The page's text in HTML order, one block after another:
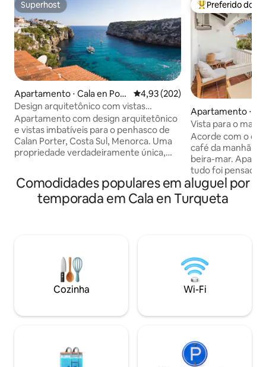
Superhost
Superhost
Apartamento ⋅ Cala en Port
er
4,93 de uma avaliação média de
4,93 (202)
Design arquitetônico com vistas
imbatíveis
Apartamento com design arquitetônico
e vistas imbatíveis para o penhasco de
Calan Porter, Costa Sul, Menorca. Uma
propriedade verdadeiramente única,
famosos de Menorca. A propriedade
com acabamentos de alta qualidade, é
um espaço perfeito e versátil, a sala de
estar, cozinha e terraço se comunicam
turquesa e o pôr do sol laranja é de tirar
Entre os
Preferido dos
Apartamento ⋅
Vista para o mar.
Acorde com o
café da manhã
beira-mar. Apartamento reformado;
tudo foi pensado
aproveitar ao
Menorca. Na área mais tranquila de Cala
en Porter, a
Vários resorts
você pode usar
bar/restaurante.
Comodidades populares em aluguel por
temporada em Cala en Turqueta
Cozinha Wi-Fi